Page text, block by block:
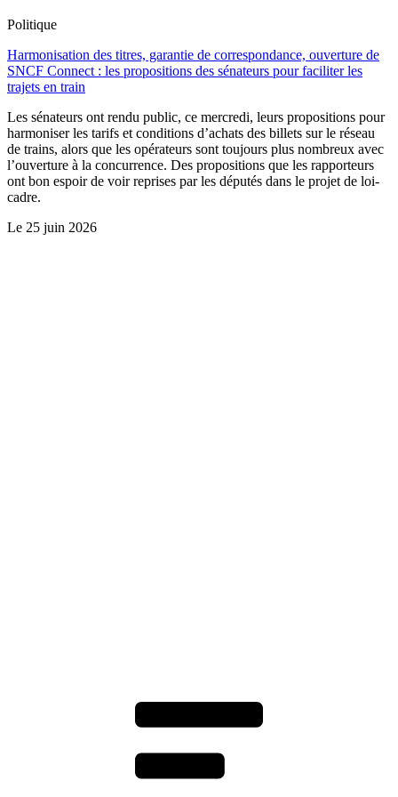
Politique
Harmonisation des titres, garantie de correspondance, ouverture de
SNCF Connect : les propositions des sénateurs pour faciliter les
trajets en train
Les sénateurs ont rendu public, ce mercredi, leurs propositions pour
harmoniser les tarifs et conditions d’achats des billets sur le réseau
de trains, alors que les opérateurs sont toujours plus nombreux avec
l’ouverture à la concurrence. Des propositions que les rapporteurs
ont bon espoir de voir reprises par les députés dans le projet de loi-
cadre.
Le 25 juin 2026